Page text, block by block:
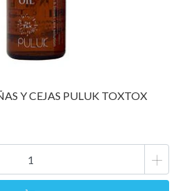
Y CEJAS PULUK TOXTOX
+